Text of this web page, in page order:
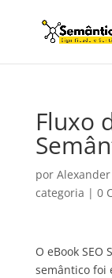
Fluxo
por
categoria | 0
O eBook SEO
semântico foi